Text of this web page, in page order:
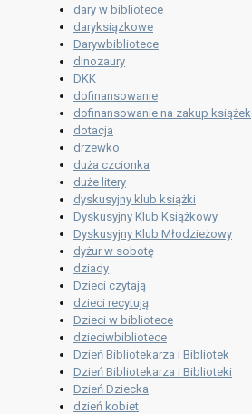
dary w bibliotece
daryksiązkowe
Darywbibliotece
dinozaury
DKK
dofinansowanie
dofinansowanie na zakup książek
dotacja
drzewko
duża czcionka
duże litery
dyskusyjny klub książki
Dyskusyjny Klub Książkowy
Dyskusyjny Klub Młodzieżowy
dyżur w sobotę
dziady
Dzieci czytają
dzieci recytują
Dzieci w bibliotece
dzieciwbibliotece
Dzień Bibliotekarza i Bibliotek
Dzień Bibliotekarza i Biblioteki
Dzień Dziecka
dzień kobiet